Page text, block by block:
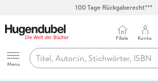
100 Tage Rückgaberecht***
Hugendubel
Menu
Filiale Konto